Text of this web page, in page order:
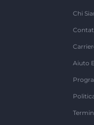
Chi
Aiuto